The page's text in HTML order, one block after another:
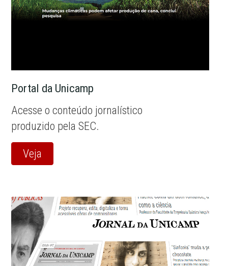
Portal da Unicamp
Acesse o conteúdo jornalístico
produzido pela SEC.
Veja